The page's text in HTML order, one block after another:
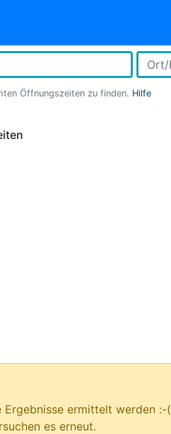
Öffnungszeiten zu finden. Hilfe
Ergebnisse ermittelt werden :-(
es erneut.